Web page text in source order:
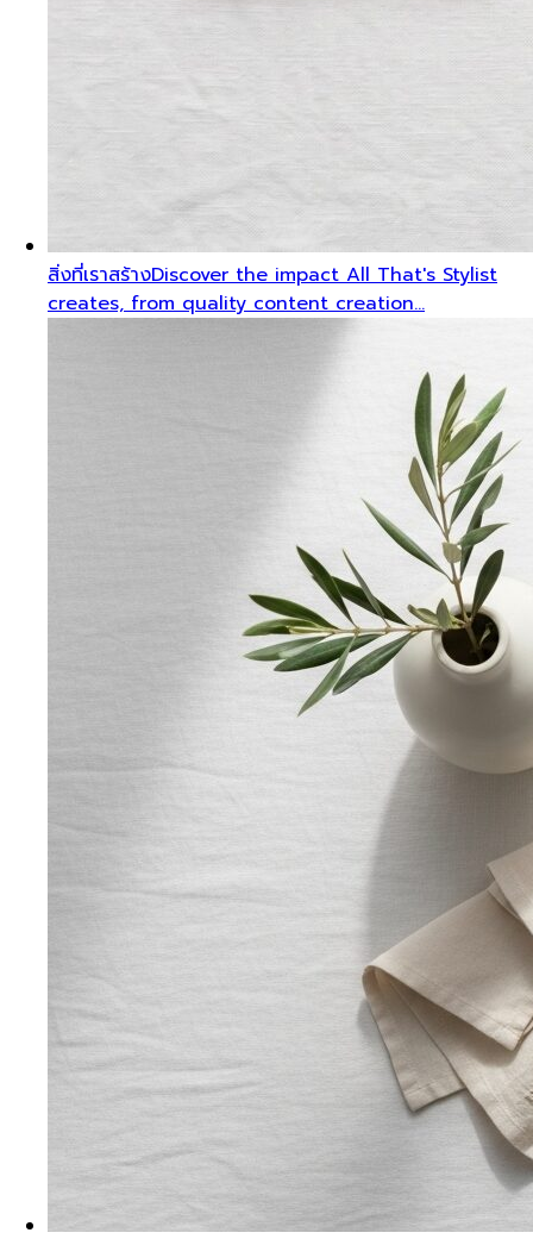
สิ่งที่เราสร้างDiscover the impact All That's Stylist
creates, from quality content creation…